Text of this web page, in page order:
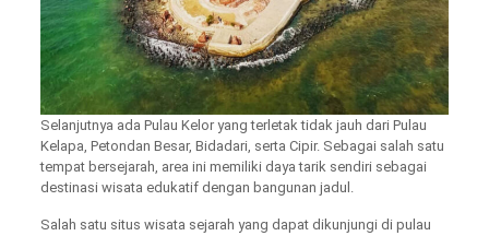
Selanjutnya ada Pulau Kelor yang terletak tidak jauh dari Pulau
Kelapa, Petondan Besar, Bidadari, serta Cipir. Sebagai salah satu
tempat bersejarah, area ini memiliki daya tarik sendiri sebagai
destinasi wisata edukatif dengan bangunan jadul.
Salah satu situs wisata sejarah yang dapat dikunjungi di pulau